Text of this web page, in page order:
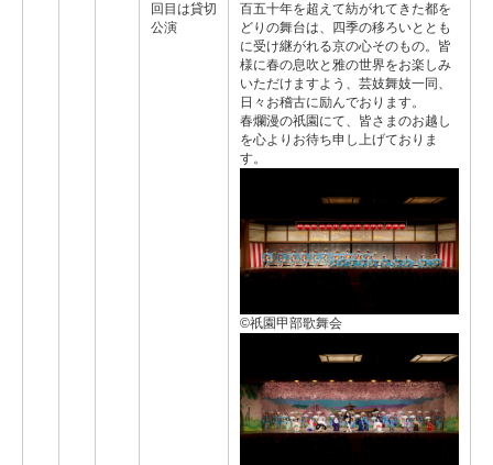
回目は貸切
公演
百五十年を超えて紡がれてきた都を
どりの舞台は、四季の移ろいととも
に受け継がれる京の心そのもの。皆
様に春の息吹と雅の世界をお楽しみ
いただけますよう、芸妓舞妓一同、
日々お稽古に励んでおります。
春爛漫の祇園にて、皆さまのお越し
を心よりお待ち申し上げておりま
す。
©祇園甲部歌舞会